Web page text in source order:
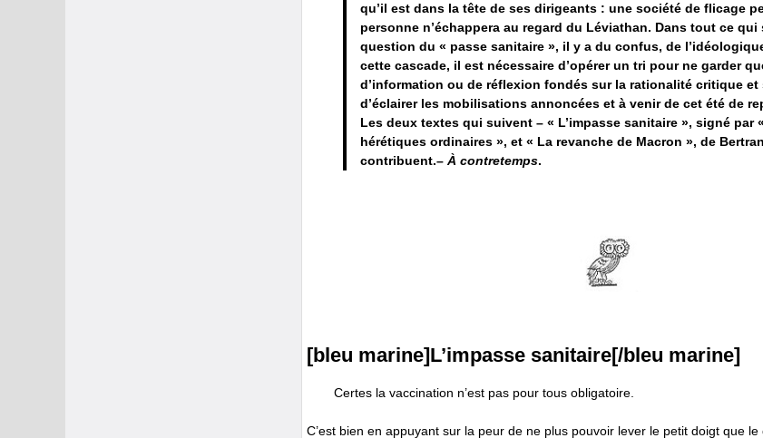
qu’il est dans la tête de ses dirigeants : une société de flicage
personne n’échappera au regard du Léviathan. Dans tout ce
question du « passe sanitaire », il y a du confus, de
cette cascade, il est nécessaire d’opérer un tri pour ne garder
d’information ou de réflexion fondés sur la rationalité critique
d’éclairer les mobilisations annoncées et à venir de cet été de
Les deux textes qui suivent – « L’impasse sanitaire », signé par
hérétiques ordinaires », et « La revanche de Macron », de
contribuent.– À contretemps.
[bleu marine]L’impasse sanitaire[/bleu marine]
Certes la vaccination n’est pas pour tous obligatoire.
C’est bien en appuyant sur la peur de ne plus pouvoir lever le petit doigt que